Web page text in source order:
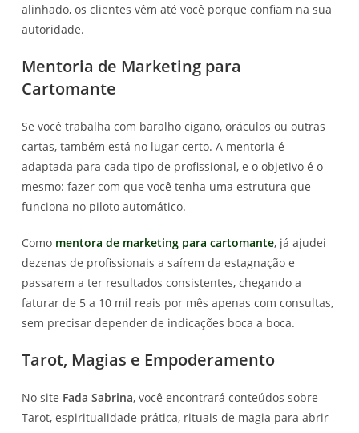
alinhado, os clientes vêm até você porque confiam na sua
autoridade.
Mentoria de Marketing para
Cartomante
Se você trabalha com baralho cigano, oráculos ou outras
cartas, também está no lugar certo. A mentoria é
adaptada para cada tipo de profissional, e o objetivo é o
mesmo: fazer com que você tenha uma estrutura que
funciona no piloto automático.
Como mentora de marketing para cartomante, já ajudei
dezenas de profissionais a saírem da estagnação e
passarem a ter resultados consistentes, chegando a
faturar de 5 a 10 mil reais por mês apenas com consultas,
sem precisar depender de indicações boca a boca.
Tarot, Magias e Empoderamento
No site Fada Sabrina, você encontrará conteúdos sobre
Tarot, espiritualidade prática, rituais de magia para abrir